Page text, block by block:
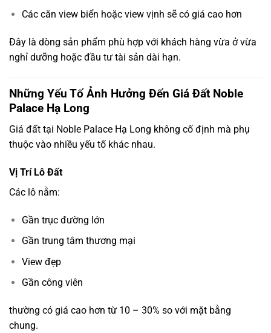
Các căn view biển hoặc view vịnh sẽ có giá cao hơn
Đây là dòng sản phẩm phù hợp với khách hàng vừa ở vừa
nghỉ dưỡng hoặc đầu tư tài sản dài hạn.
Những Yếu Tố Ảnh Hưởng Đến Giá Đất Noble
Palace Hạ Long
Giá đất tại Noble Palace Hạ Long không cố định mà phụ
thuộc vào nhiều yếu tố khác nhau.
Vị Trí Lô Đất
Các lô nằm:
Gần trục đường lớn
Gần trung tâm thương mại
View đẹp
Gần công viên
thường có giá cao hơn từ 10 – 30% so với mặt bằng
chung.